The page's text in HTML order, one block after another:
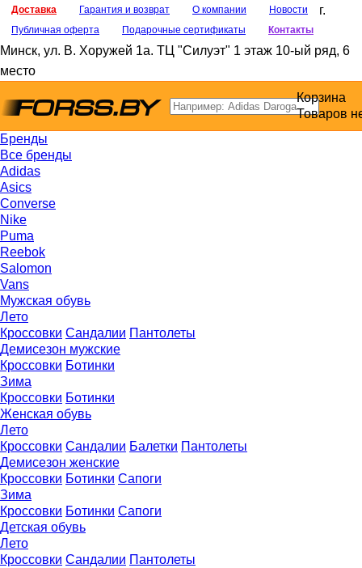
Доставка Гарантия и возврат О компании
Новости
Публичная оферта
Подарочные сертификаты Контакты
г.
Минск, ул. В. Хоружей 1а. ТЦ "Силуэт" 1 этаж 10-ый ряд, 6
место
Корзина
Товаров
Бренды
Все бренды
Adidas
Asics
Converse
Nike
Puma
Reebok
Salomon
Vans
Мужская обувь
Лето
Кроссовки Сандалии Пантолеты
Демисезон мужские
Кроссовки Ботинки
Зима
Кроссовки Ботинки
Женская обувь
Лето
Кроссовки Сандалии Балетки Пантолеты
Демисезон женские
Кроссовки Бoтинки Сапоги
Зима
Кроссовки Ботинки Сапоги
Детская обувь
Летo
Кроссовки Сандалии Пантолеты